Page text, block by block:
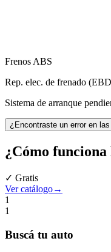
Frenos ABS
Rep. elec. de frenado
Sistema de arranque
¿Encontraste un error en
¿Cómo funciona
✓ Gratis
Ver catálogo→
1
1
Buscá tu auto